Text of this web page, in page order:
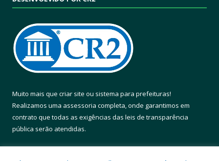
Muito mais que criar site ou sistema para prefeituras!
Realizamos uma assessoria completa, onde garantimos em
contrato que todas as exigências das leis de transparência
pública serão atendidas.